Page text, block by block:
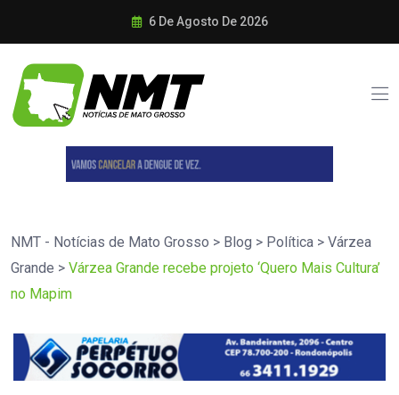
6 De Agosto De 2026
NMT - Notícias de Mato Grosso > Blog > Política > Várzea
Grande > Várzea Grande recebe projeto ‘Quero Mais Cultura’
no Mapim